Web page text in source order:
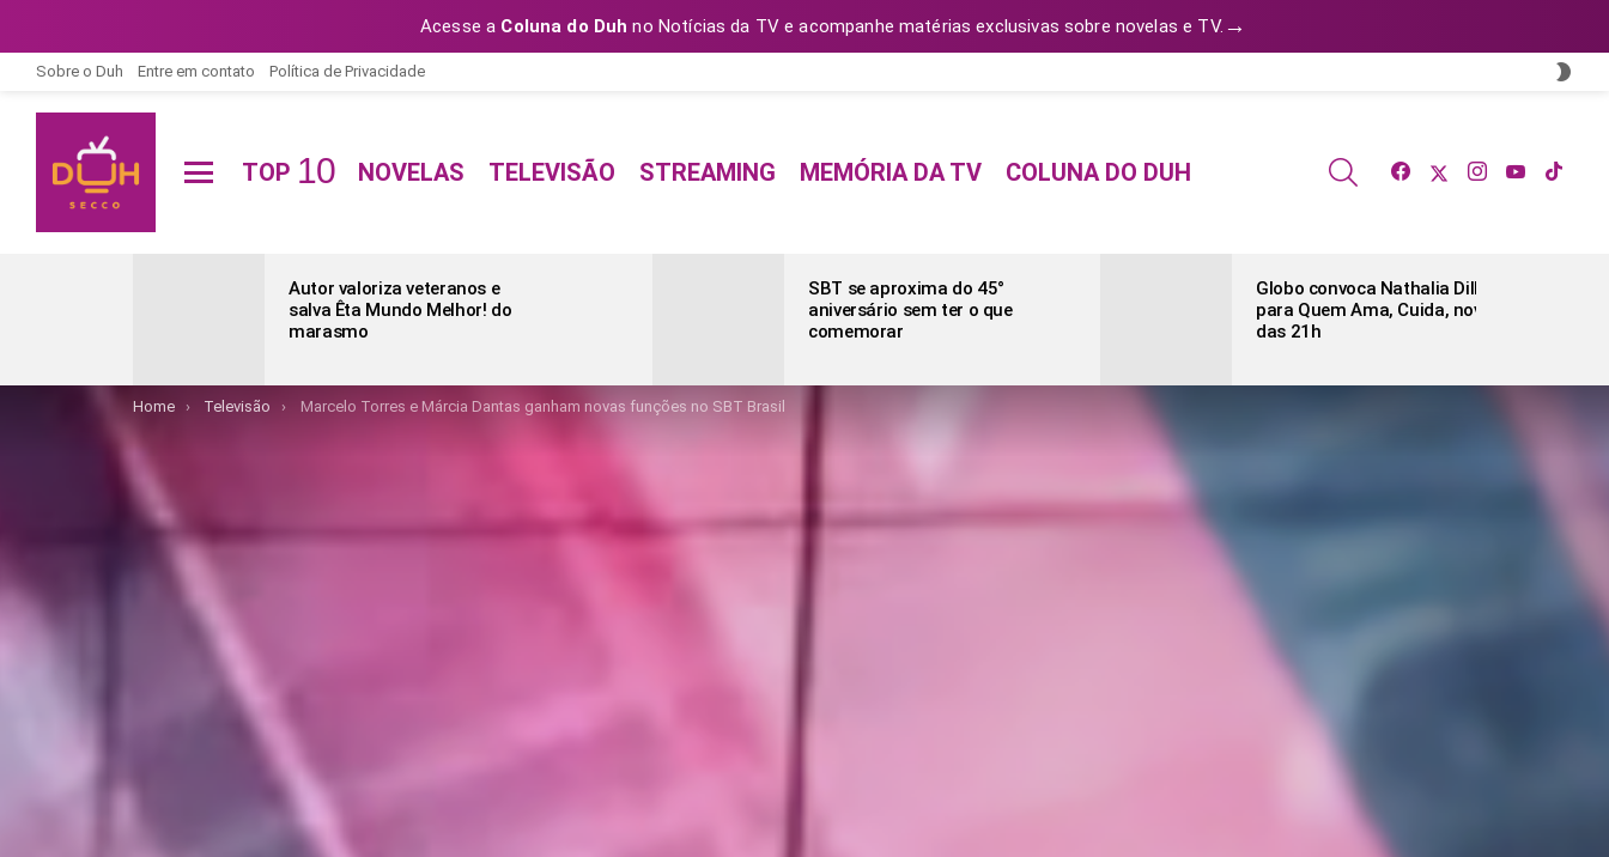
Acesse a Coluna do Duh no Notícias da TV e acompanhe matérias exclusivas sobre novelas e TV. →
Sobre o Duh Entre em contato Política de Privacidade
TOP 10 NOVELAS TELEVISÃO STREAMING MEMÓRIA DA TV COLUNA DO DUH SEARCH facebooktwitterinstagramyoutube
Autor valoriza veteranos e
salva Êta Mundo Melhor! do
marasmo
SBT se aproxima do 45°
aniversário sem ter o que
comemorar
Globo convoca Nathalia Dill
para Quem Ama, Cuida, novela
das 21h
You are here:
Home Televisão Marcelo Torres e Márcia Dantas ganham novas funções no SBT Brasil